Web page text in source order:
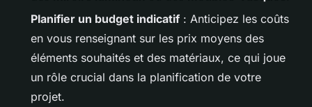
Planifier un budget indicatif : Anticipez les coûts
en vous renseignant sur les prix moyens des
éléments souhaités et des matériaux, ce qui joue
un rôle crucial dans la planification de votre
projet.